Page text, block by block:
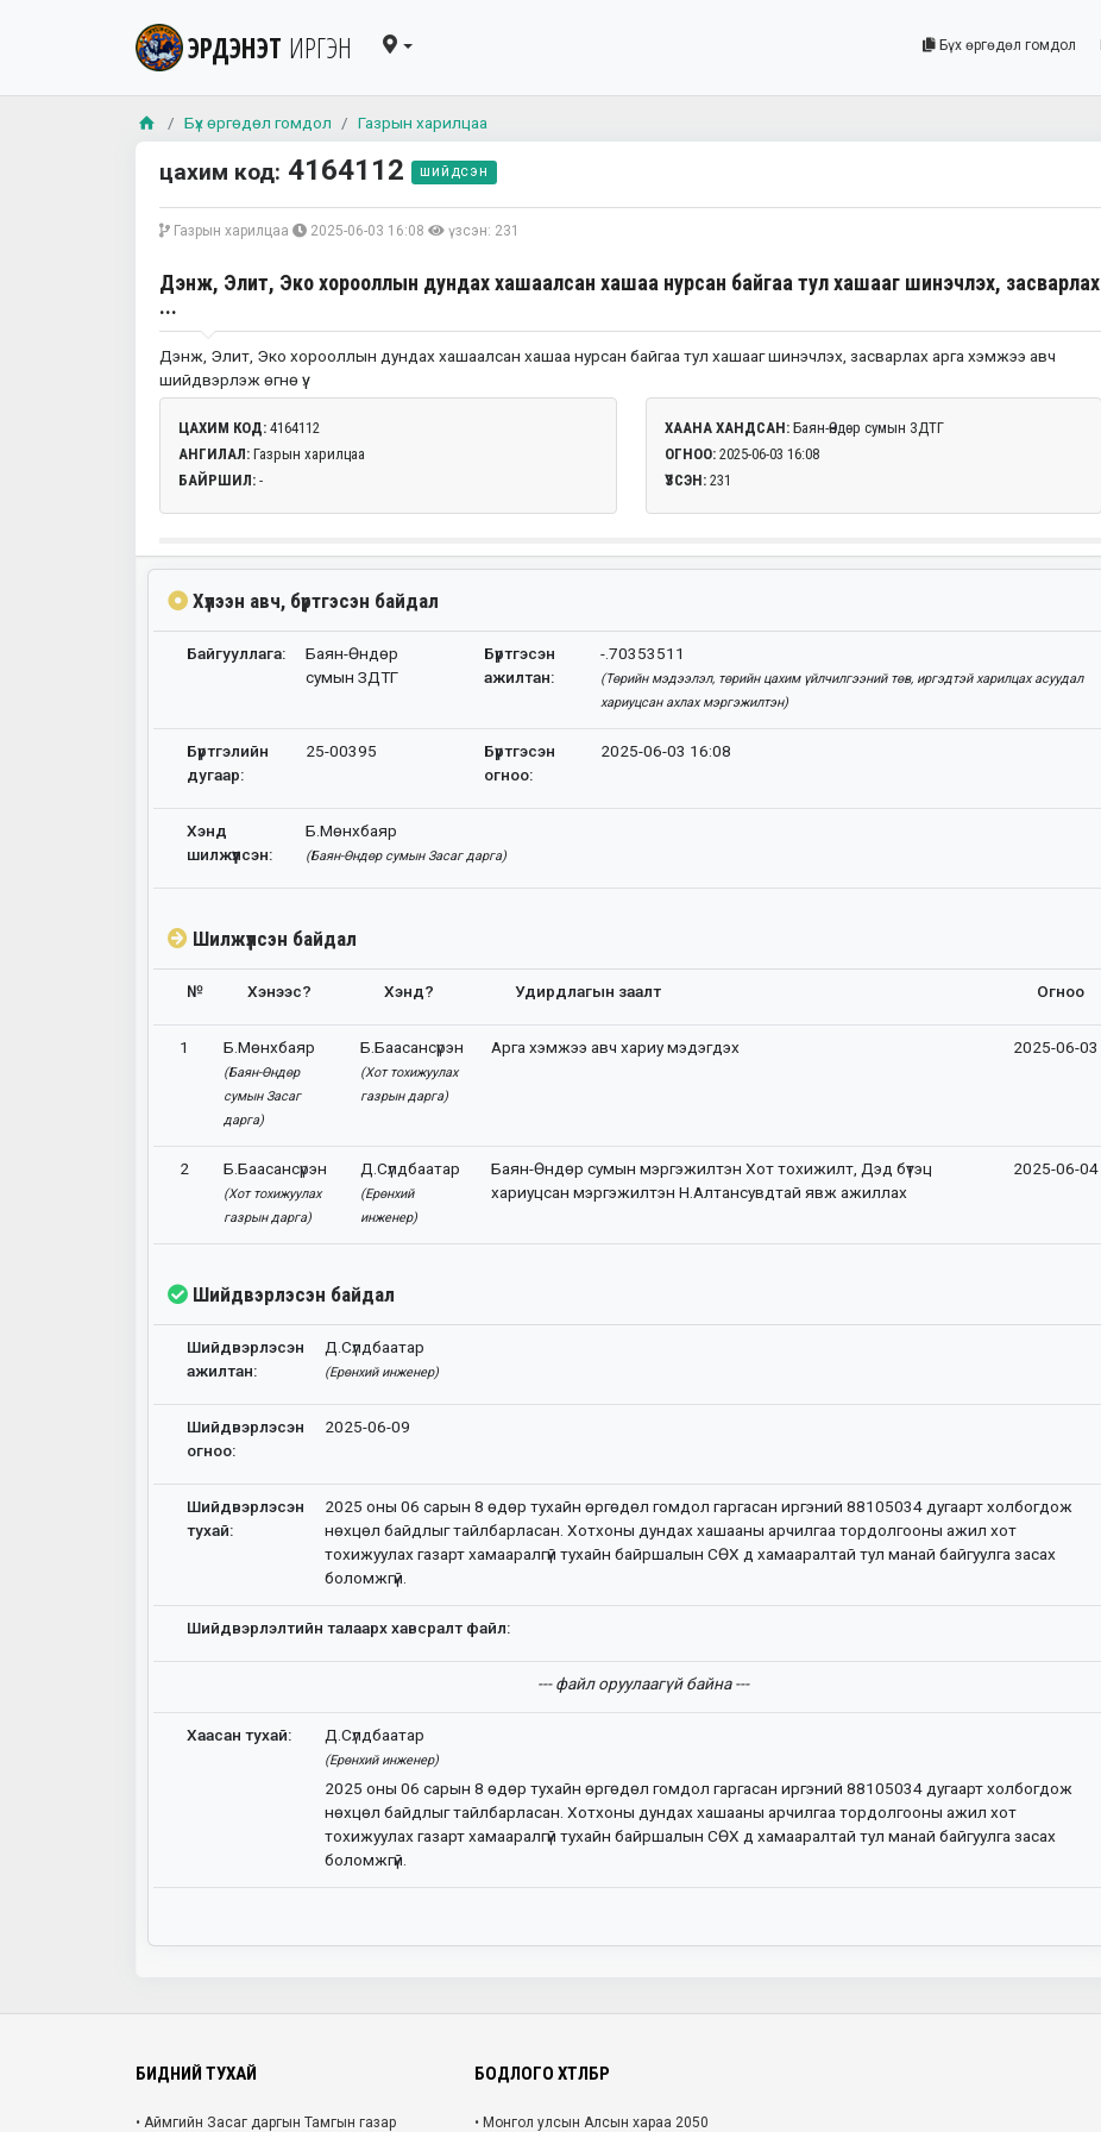
ЭРДЭНЭТ ИРГЭН Бүх өргөдөл гомдол
Бүх өргөдөл гомдол Газрын харилцаа
цахим код: 4164112 шийдсэн
Газрын харилцаа 2025-06-03 16:08 үзсэн: 231
Дэнж, Элит, Эко хорооллын дундах хашаалсан хашаа нурсан байгаа тул хашааг шинэчлэх, засварлах
...
Дэнж, Элит, Эко хорооллын дундах хашаалсан хашаа нурсан байгаа тул хашааг шинэчлэх, засварлах арга хэмжээ авч
шийдвэрлэж өгнө үү.
ЦАХИМ КОД: 4164112
АНГИЛАЛ: Газрын харилцаа
БАЙРШИЛ: -
ХААНА ХАНДСАН: Баян-Өндөр сумын ЗДТГ
ОГНОО: 2025-06-03 16:08
ҮЗСЭН: 231
Хүлээн авч, бүртгэсэн байдал
Байгууллага:
Баян-Өндөр
сумын ЗДТГ
Бүртгэсэн
ажилтан:
-.70353511
(Төрийн мэдээлэл, төрийн цахим үйлчилгээний төв, иргэдтэй харилцах асуудал
хариуцсан ахлах мэргэжилтэн)
Бүртгэлийн
дугаар:
25-00395
Бүртгэсэн
огноо:
2025-06-03 16:08
Хэнд
шилжүүлсэн:
Б.Мөнхбаяр
(Баян-Өндөр сумын Засаг дарга)
Шилжүүлсэн байдал
№ Хэнээс? Хэнд? Удирдлагын заалт Огноо
1 Б.Мөнхбаяр
(Баян-Өндөр
сумын Засаг
дарга)
Б.Баасансүрэн
(Хот тохижуулах
газрын дарга)
Арга хэмжээ авч хариу мэдэгдэх 2025-06-03
2 Б.Баасансүрэн
(Хот тохижуулах
газрын дарга)
Д.Сүлдбаатар
(Ерөнхий
инженер)
Баян-Өндөр сумын мэргэжилтэн Хот тохижилт, Дэд бүтэц
хариуцсан мэргэжилтэн Н.Алтансувдтай явж ажиллах
2025-06-04
Шийдвэрлэсэн байдал
Шийдвэрлэсэн
ажилтан:
Д.Сүлдбаатар
(Ерөнхий инженер)
Шийдвэрлэсэн
огноо:
2025-06-09
Шийдвэрлэсэн
тухай:
2025 оны 06 сарын 8 өдөр тухайн өргөдөл гомдол гаргасан иргэний 88105034 дугаарт холбогдож
нөхцөл байдлыг тайлбарласан. Хотхоны дундах хашааны арчилгаа тордолгооны ажил хот
тохижуулах газарт хамааралгүй тухайн байршалын СӨХ д хамааралтай тул манай байгуулга засах
боломжгүй.
Шийдвэрлэлтийн талаарх хавсралт файл:
--- файл оруулаагүй байна ---
Хаасан тухай: Д.Сүлдбаатар
(Ерөнхий инженер)
2025 оны 06 сарын 8 өдөр тухайн өргөдөл гомдол гаргасан иргэний 88105034 дугаарт холбогдож
нөхцөл байдлыг тайлбарласан. Хотхоны дундах хашааны арчилгаа тордолгооны ажил хот
тохижуулах газарт хамааралгүй тухайн байршалын СӨХ д хамааралтай тул манай байгуулга засах
боломжгүй.
БИДНИЙ ТУХАЙ
• Аймгийн Засаг даргын Тамгын газар
БОДЛОГО ХӨТӨЛБӨР
• Монгол улсын Алсын хараа 2050